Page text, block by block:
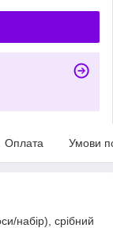
Оплата Умови
набір), срібний